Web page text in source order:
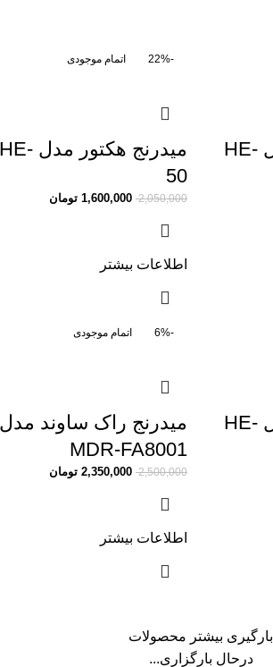
میدرنج هکتور مدل HE-
-22% اتمام موجودی
میدرنج هکتور مدل HE-
50
2,050,000
1,600,000 تومان
اطلاعات بیشتر
میدرنج هکتور مدل HE-
-6% اتمام موجودی
میدرنج راک ساوند مدل
MDR-FA8001
2,500,000
2,350,000 تومان
اطلاعات بیشتر
بارگیری بیشتر محصولات
درحال بارگزاری...